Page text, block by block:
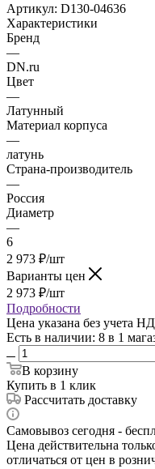
Артикул: D130-04636
Характеристики
Бренд
—
DN.ru
Цвет
—
Латунный
Материал корпуса
—
латунь
Страна-производитель
—
Россия
Диаметр
—
6
2 973 ₽/шт
Варианты цен
2 973 ₽/шт
Подробности
Цена указана без учета
Есть в наличии: 8 в 1
В корзину
Купить в 1 клик
Рассчитать доставку
Самовывоз сегодня -
Цена действительна
отличаться от цен в